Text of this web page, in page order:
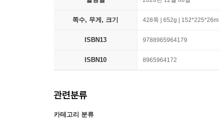
쪽수, 무게, 크기 428쪽 | 652g |
ISBN13 9788965964179
ISBN10 8965964172
관련분류
카테고리 분류